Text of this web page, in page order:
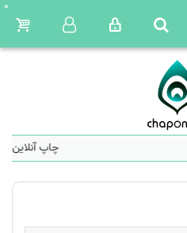
0
چاپ آنلاین: